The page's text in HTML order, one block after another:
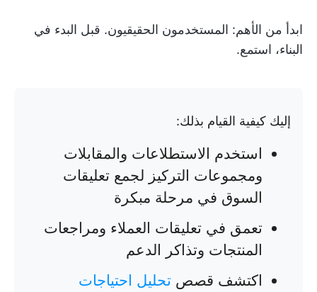
ابدأ من الأهم: المستخدمون الحقيقيون. قبل البدء في
البناء، استمع.
إليك كيفية القيام بذلك:
استخدم الاستطلاعات والمقابلات
ومجموعات التركيز لجمع تعليقات
السوق في مرحلة مبكرة
تعمق في تعليقات العملاء ومراجعات
المنتجات وتذاكر الدعم
اكتشف قصص تحليل احتياجات